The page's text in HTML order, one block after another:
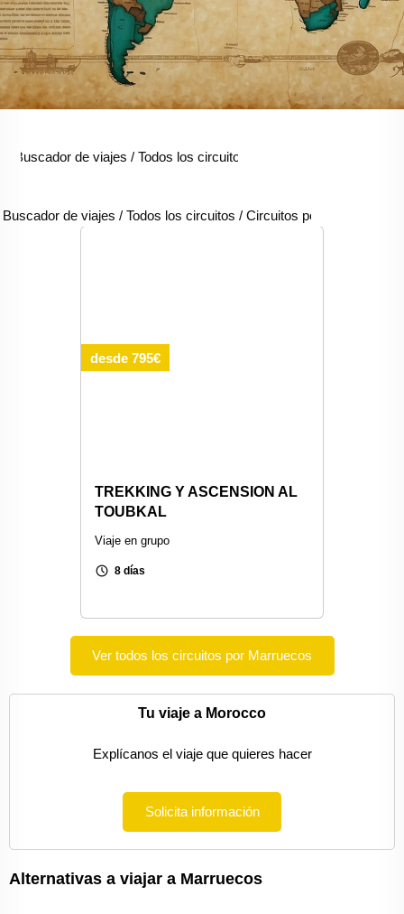
Buscador de viajes / Todos los circuitos
Buscador de viajes / Todos los circuitos / Circuitos por África
desde 795€
TREKKING Y ASCENSION AL
TOUBKAL
Viaje en grupo
schedule 8 días
Ver todos los circuitos por Marruecos
Tu viaje a Morocco
Explícanos el viaje que quieres hacer
Solicita información
Alternativas a viajar a Marruecos